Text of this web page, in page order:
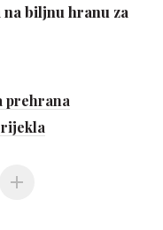
biljnu hranu za
prehrana